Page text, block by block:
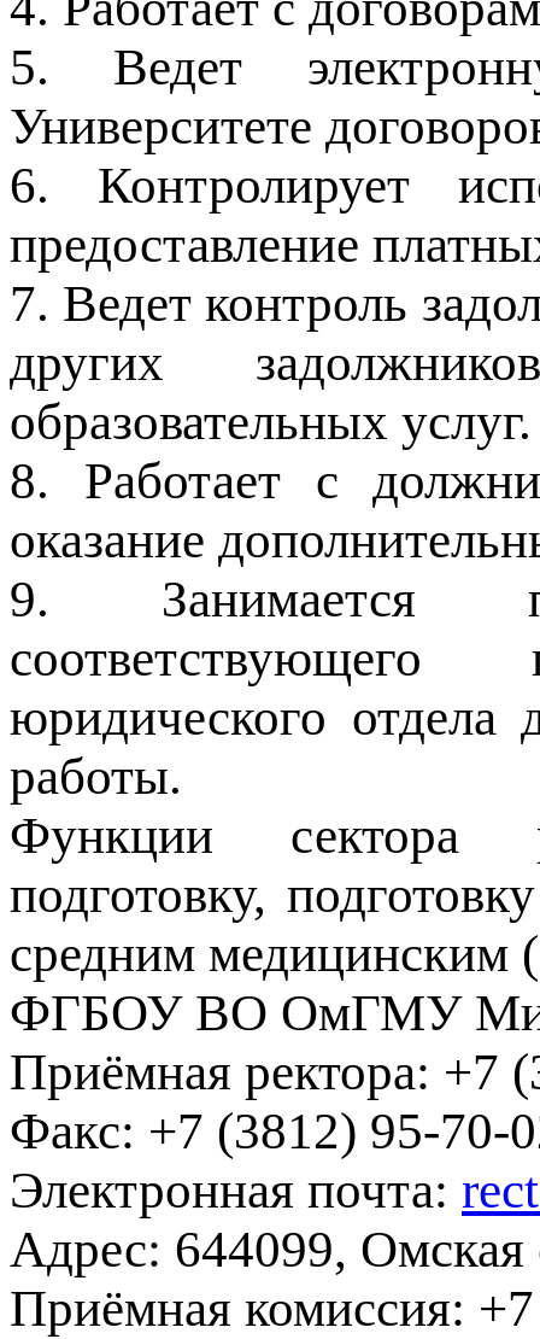
5. Ведет
Университете
6. Контролирует
предоставление
7. Ведет контроль
других
образовательных услуг.
8. Работает с
оказание
9. Занимается
юридического отдела
работы.
Функции сектора
подготовку,
средним медицинским
ФГБОУ ВО ОмГМУ
Приёмная ректора: +7
Факс: +7 (3812) 95-70-
Электронная почта:
Адрес: 644099, Омская
Приёмная комиссия: